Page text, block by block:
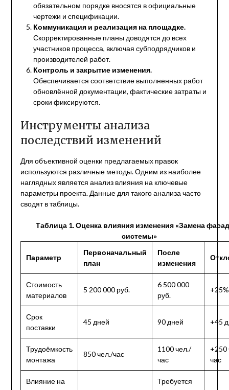
обязательном порядке вносятся в официальные
чертежи и спецификации.
Коммуникация и реализация на площадке.
Скорректированные планы доводятся до всех
участников процесса, включая субподрядчиков и
производителей работ.
Контроль и закрытие изменения.
Обеспечивается соответствие выполненных работ
обновлённой документации, фактические затраты и
сроки фиксируются.
Инструменты анализа
последствий изменений
Для объективной оценки предлагаемых правок
используются различные методы. Одним из наиболее
наглядных является анализ влияния на ключевые
параметры проекта. Данные для такого анализа часто
сводят в таблицы.
Таблица 1. Оценка влияния изменения «Замена
системы»
Параметр
Первоначальный
план
После
изменения
Стоимость
материалов
5 200 000 руб.
6 500 000
руб.
+25%
Срок
поставки
45 дней 90 дней +45
Трудоёмкость
монтажа
850 чел./час
1100 чел./
час
+250
час
Влияние на
Требуется